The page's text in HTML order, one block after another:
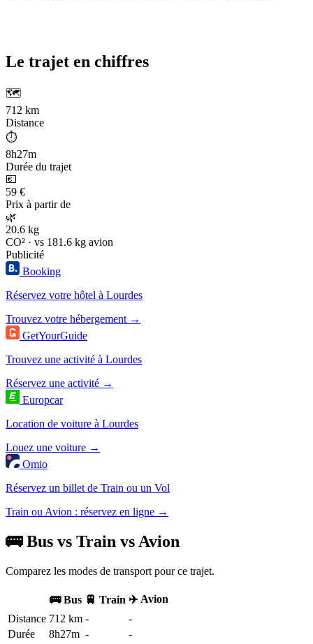
Le trajet en chiffres
🗺️
712 km
Distance
⏱️
8h27m
Durée du trajet
💶
59 €
Prix à partir de
🌿
20.6 kg
CO² · vs 181.6 kg avion
Publicité
Booking
Réservez votre hôtel à Lourdes
Trouvez votre hébergement →
GetYourGuide
Trouvez une activité à Lourdes
Réservez une activité →
Europcar
Location de voiture à Lourdes
Louez une voiture →
Omio
Réservez un billet de Train ou un Vol
Train ou Avion : réservez en ligne →
🚌 Bus vs Train vs Avion
Comparez les modes de transport pour ce trajet.
🚌 Bus 🚆 Train ✈️ Avion
Distance 712 km -
-
Durée
8h27m -
-